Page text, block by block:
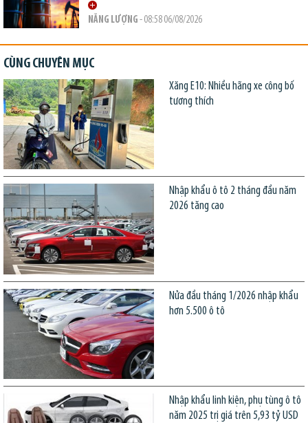
NĂNG LƯỢNG - 08:58 06/08/2026
CÙNG CHUYÊN MỤC
Xăng E10: Nhiều hãng xe công bố
tương thích
Nhập khẩu ô tô 2 tháng đầu năm
2026 tăng cao
Nửa đầu tháng 1/2026 nhập khẩu
hơn 5.500 ô tô
Nhập khẩu linh kiện, phụ tùng ô tô
năm 2025 trị giá trên 5,93 tỷ USD